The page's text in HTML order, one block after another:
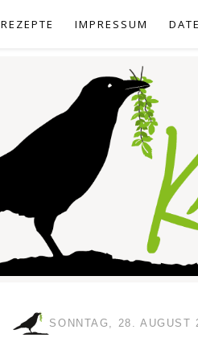
REZEPTE IMPRESSUM
SONNTAG, 28. AUGUST